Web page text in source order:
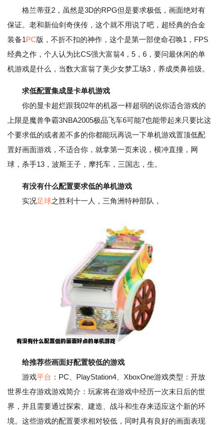
格兰蒂亚2，虽然是3D的RPG但是要求极低，画面绝对有
保证。老和新仙剑奇侠传，这个就不用说了吧，超经典的合金
装备1PC版，不折不扣的神作，这个是第一部使命召唤1，FPS
经典之作，个人认为比CS强大富翁4，5，6，要问最休闲的单
机游戏是什么，当数大富翁了美少女梦工场3，养成类鼻祖级。
求低配置集成显卡单机游戏
你的显卡超烂跟我02年的机器一样超弱的说你适合游戏的
上限是魔兽争霸3NBA2005极品飞车6可能7也能带起来只要比这
个要求低的或者差不多的你都能玩再说一下单机游戏置顶低配
置好画面游戏，不适合你，就拿第一页来说，横冲直撞，网
球，杀手13，波斯王子，摩托车，三国志，生。
有没有什么配置要求低的单机游戏
实况足球之胜利十一人，三角洲特种部队，
给推荐些画面好配置较低的游戏
游戏平台 ：PC、PlayStation4、XboxOne游戏类型：开放
世界生存游戏游戏简介：玩家将在游戏中经历一次末日后的世
界，并且需要通过探索、建造、战斗和生存来适应这个新的环
境。这些游戏的配置要求相对较低，同时具有良好的画面表现